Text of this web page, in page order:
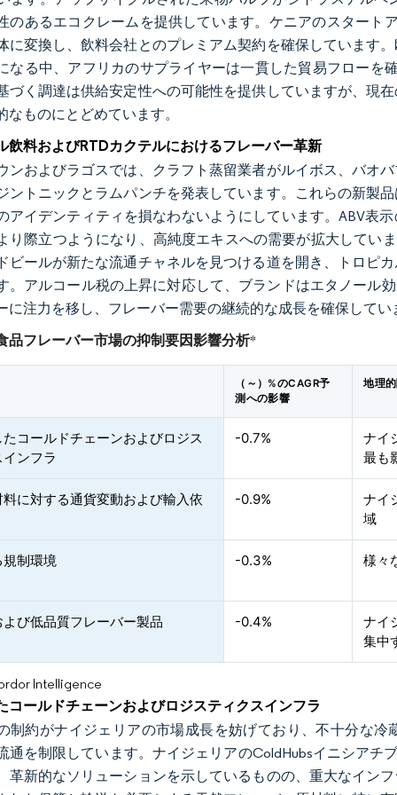
のあるエコクレームを提供しています。ケニアのスタート
に変換し、飲料会社とのプレミアム契約を確保しています
なる中、アフリカのサプライヤーは一貫した貿易フローを
づく調達は供給安定性への可能性を提供していますが、現
なものにとどめています。
飲料およびRTDカクテルにおけるフレーバー革新
ンおよびラゴスでは、クラフト蒸留業者がルイボス、バオ
ントニックとラムパンチを発表しています。これらの新製
アイデンティティを損なわないようにしています。ABV表
り際立つようになり、高純度エキスへの需要が拡大してい
ビールが新たな流通チャネルを見つける道を開き、トロピ
。アルコール税の上昇に対応して、ブランドはエタノール
に注力を移し、フレーバー需要の継続的な成長を確保してい
品フレーバー市場の抑制要因影響分析*
（～）%のCAGR予
測への影響
地理
コールドチェーンおよびロジス
ンフラ
-0.7%
ナイ
最も
に対する通貨変動および輸入依 -0.9%
ナイ
域
制環境 -0.3% 様々
び低品質フレーバー製品 -0.4%
ナイ
集中
Intelligence
コールドチェーンおよびロジスティクスインフラ
制約がナイジェリアの市場成長を妨げており、不十分な
通を制限しています。ナイジェリアのColdHubsイニシアチ
革新的なソリューションを示しているものの、重大なイン